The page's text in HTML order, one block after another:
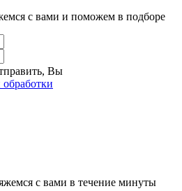
с вами и поможем в подборе
Вы
с вами в течение минуты